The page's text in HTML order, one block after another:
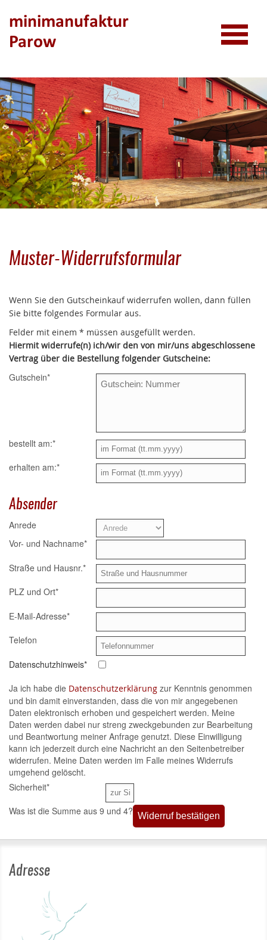
minimanufaktur
Parow
Muster-Widerrufsformular
Wenn Sie den Gutscheinkauf widerrufen wollen, dann füllen
Sie bitte folgendes Formular aus.
Felder mit einem * müssen ausgefüllt werden.
Hiermit widerrufe(n) ich/wir den von mir/uns abgeschlossene
Vertrag über die Bestellung folgender Gutscheine:
Gutschein*
bestellt am:*
erhalten am:*
Absender
Anrede
Vor- und Nachname*
Straße und Hausnr.*
PLZ und Ort*
E-Mail-Adresse*
Telefon
Datenschutzhinweis*
Ja ich habe die Datenschutzerklärung zur Kenntnis genommen
und bin damit einverstanden, dass die von mir angegebenen
Daten elektronisch erhoben und gespeichert werden. Meine
Daten werden dabei nur streng zweckgebunden zur Bearbeitung
und Beantwortung meiner Anfrage genutzt. Diese Einwilligung
kann ich jederzeit durch eine Nachricht an den Seitenbetreiber
widerrufen. Meine Daten werden im Falle meines Widerrufs
umgehend gelöscht.
Sicherheit*
Was ist die Summe aus 9 und 4? Widerruf bestätigen
Adresse
Kinderküche
Speiseplan